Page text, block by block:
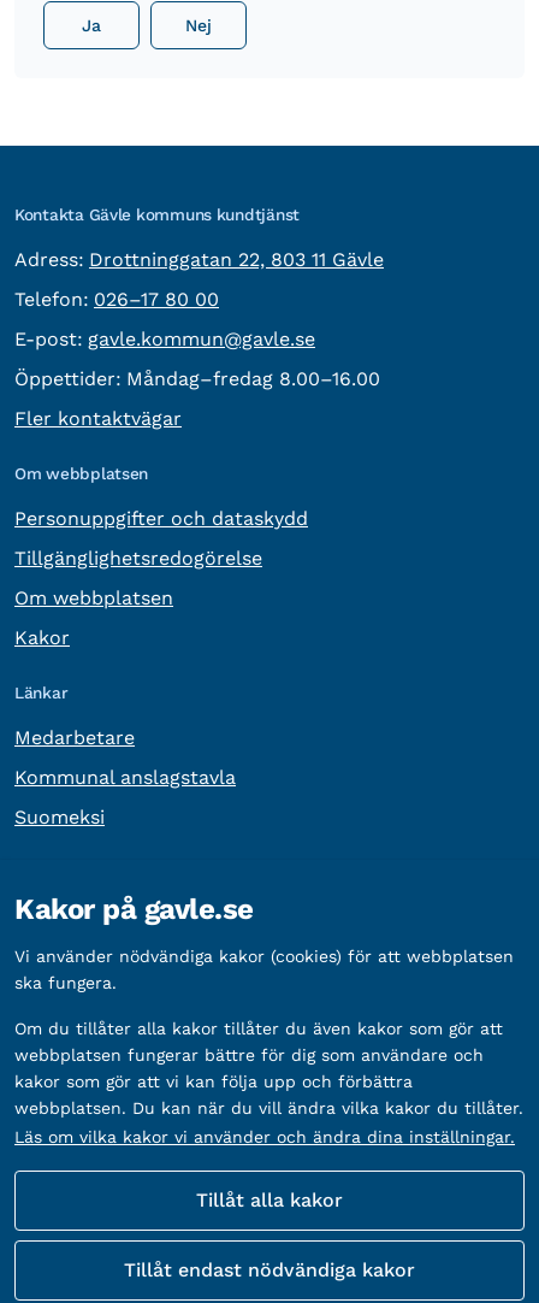
Ja Nej
Kontakta Gävle kommuns kundtjänst
Adress: besöksadress:
Drottninggatan 22, 803 11 Gävle
Telefon: Telefon:
026–17 80 00
E-post: E-post:
gavle.kommun@gavle.se
Öppettider: Måndag–fredag 8.00–16.00
Fler kontaktvägar
Om webbplatsen
Personuppgifter och dataskydd
Tillgänglighetsredogörelse
Om webbplatsen
Kakor
Länkar
Medarbetare
Kommunal anslagstavla
Suomeksi
Organisationsnummer: 212000-2338
Bankgironummer: 5888-2333
Fler sätt att följa oss
Kakor på gavle.se
Vi använder nödvändiga kakor (cookies) för att webbplatsen
ska fungera.
Om du tillåter alla kakor tillåter du även kakor som gör att
webbplatsen fungerar bättre för dig som användare och
kakor som gör att vi kan följa upp och förbättra
webbplatsen. Du kan när du vill ändra vilka kakor du tillåter.
Läs om vilka kakor vi använder och ändra dina inställningar.
Tillåt alla kakor
Tillåt endast nödvändiga kakor